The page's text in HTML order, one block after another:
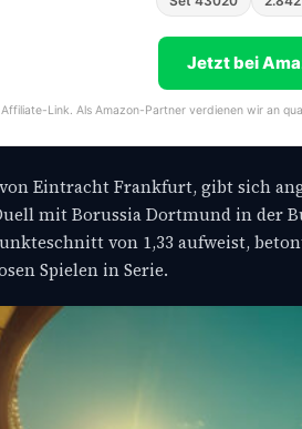
Jetzt bei
Link. Als Amazon-Partner verdienen wir an
Eintracht Frankfurt, gibt sich
mit Borussia Dortmund in der
von 1,33 aufweist,
Spielen in Serie.